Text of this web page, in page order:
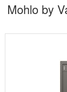
Mohlo by